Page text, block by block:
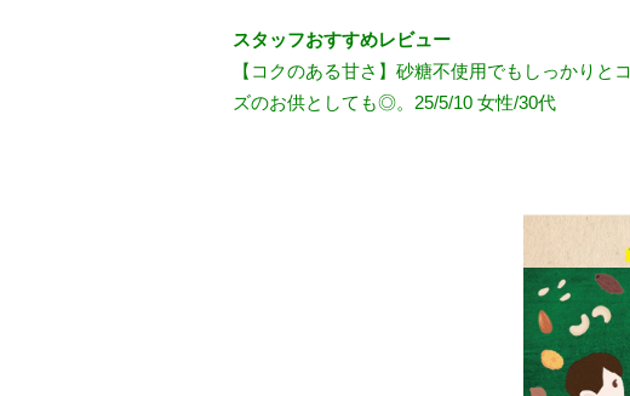
スタッフおすすめレビュー
【コクのある甘さ】砂糖不使用でもしっかり
ズのお供としても◎。25/5/10 女性/30代